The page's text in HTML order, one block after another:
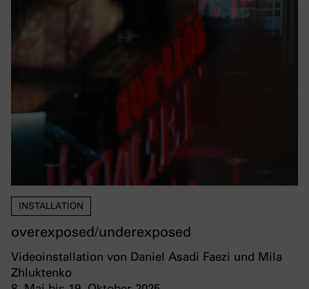
INSTALLATION
overexposed/underexposed
Videoinstallation von Daniel Asadi Faezi und Mila
Zhluktenko